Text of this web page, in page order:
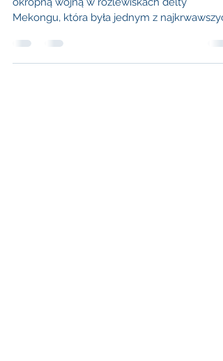
Wietnamie
okropną wojną w rozlewiskach delty
Mekongu, która była jednym z